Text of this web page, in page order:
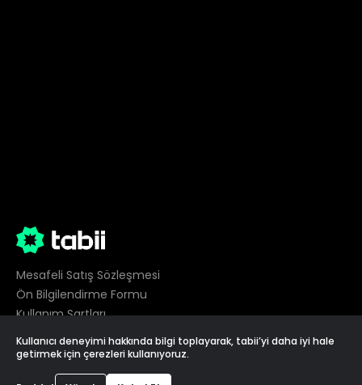
Mesafeli Satış Sözleşmesi
Ön Bilgilendirme Formu
Kullanım Şartları
Gizlilik
Çerez Tercihleri
Kullanıcı deneyimi hakkında bilgi toplayarak, tabii’yi daha iyi hale
getirmek için çerezleri kullanıyoruz.